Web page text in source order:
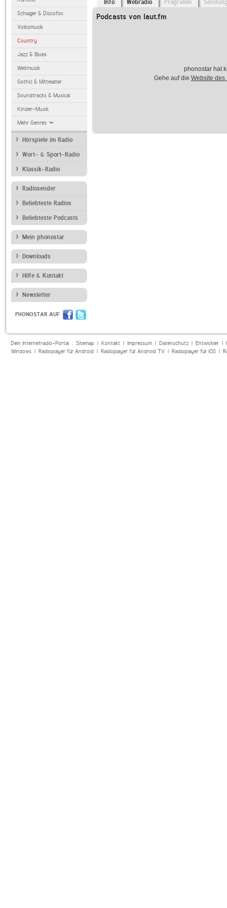
Schlager & Discofox
Volksmusik
Country
Jazz & Blues
Weltmusik
Gothic & Mittelalter
Soundtracks & Musical
Kinder-Musik
Mehr Genres
Hörspiele im Radio
Wort- & Sport-Radio
Klassik-Radio
Radiosender
Beliebteste Radios
Beliebteste Podcasts
Mein phonostar
Downloads
Hilfe & Kontakt
Newsletter
PHONOSTAR AUF
Info Webradio Programm
Podcasts von laut.fm
phonostar hat
Gehe auf die Website des
Dein Internetradio-Portal : Sitemap| Kontakt| Impressum| Datenschutz| Entwickler|
Windows| Radioplayer für Android| Radioplayer für Android TV| Radioplayer für iOS|